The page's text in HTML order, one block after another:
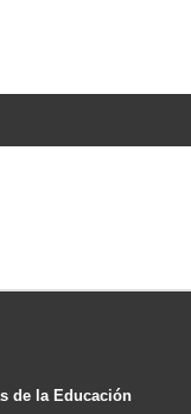
de la Educación